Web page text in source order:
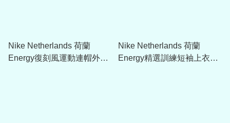
Nike Netherlands 荷蘭
Energy復刻風運動連帽外套
Nike Netherlands 荷蘭
Energy精選訓練短袖上衣